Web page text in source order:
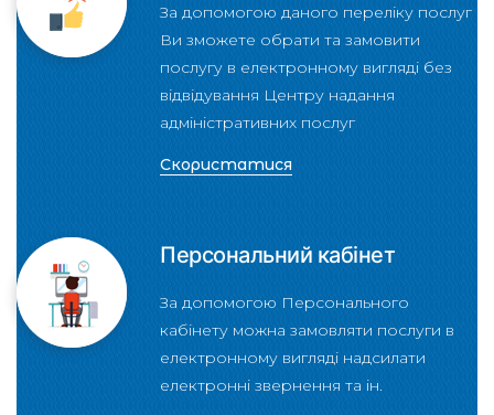
За допомогою даного переліку послуг
Ви зможете обрати та замовити
послугу в електронному вигляді без
відвідування Центру надання
адміністративних послуг
Скористатися
Персональний кабінет
За допомогою Персонального
кабінету можна замовляти послуги в
електронному вигляді надсилати
електронні звернення та ін.